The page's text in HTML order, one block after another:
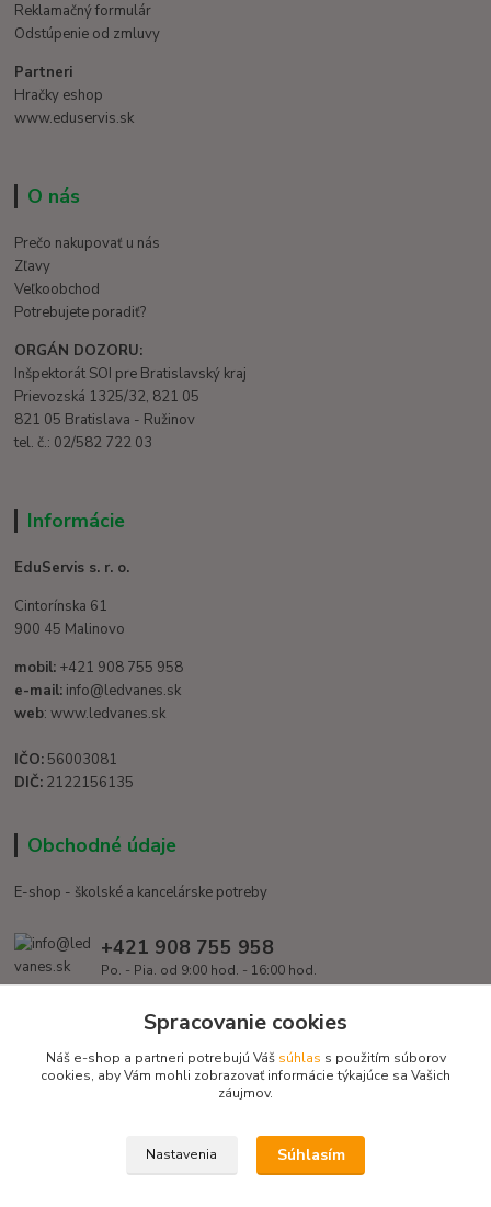
Reklamačný formulár
Odstúpenie od zmluvy
Partneri
Hračky eshop
www.eduservis.sk
O nás
Prečo nakupovať u nás
Zľavy
Veľkoobchod
Potrebujete poradiť?
ORGÁN DOZORU:
Inšpektorát SOI pre Bratislavský kraj
Prievozská 1325/32, 821 05
821 05 Bratislava - Ružinov
tel. č.: 02/582 722 03
Informácie
EduServis s. r. o.
Cintorínska 61
900 45 Malinovo
mobil: +421 908 755 958
e-mail: info@ledvanes.sk
web: www.ledvanes.sk
IČO: 56003081
DIČ: 2122156135
Obchodné údaje
E-shop - školské a kancelárske potreby
+421 908 755 958
Po. - Pia. od 9:00 hod. - 16:00 hod.
info@ledvanes.sk
Copyright © 2016 EduServis s. r. o. - Všetky práva vyhradené / Design
Spracovanie cookies
Náš e-shop a partneri potrebujú Váš súhlas s použitím súborov
cookies, aby Vám mohli zobrazovať informácie týkajúce sa Vašich
záujmov.
Nastavenia Súhlasím